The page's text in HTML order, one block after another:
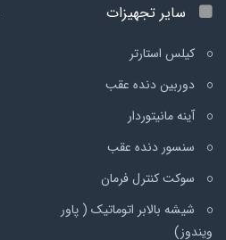
سایر تجهیزات
کیلس استارتر
دوربین دنده عقب
آینه مانیتوردار
سنسور دنده عقب
سوکت کنترل فرمان
شیشه بالابر اتوماتیک ( پاور
ویندوز)